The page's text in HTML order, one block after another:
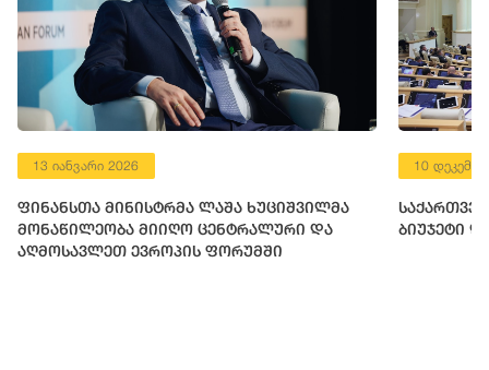
13 იანვარი 2026
ფინანსთა მინისტრმა ლაშა ხუციშვილმა
მონაწილეობა მიიღო ცენტრალური და
აღმოსავლეთ ევროპის ფორუმში
10
ბიუჯეტი